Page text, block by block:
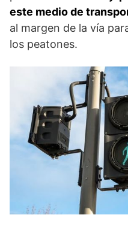
este medio de
al margen de la vía
los peatones.